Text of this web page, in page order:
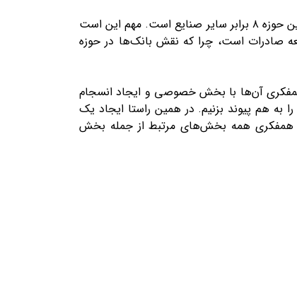
وی همچنین خاطرنشان کرد: نقطه قوت صنعت برق قدرت رقابت پذیری بین المللی آن است، ضمن اینکه ارزش افزوده صادرات این حوزه ۸ برابر سایر صنایع است. مهم این است
صادرات است، چرا که نقش بانک‌ها در حوزه
همفکری آن‌ها با بخش خصوصی و ایجاد انسجام
به هم پیوند بزنیم. در همین راستا ایجاد یک
همفکری همه بخش‌های مرتبط از جمله بخش